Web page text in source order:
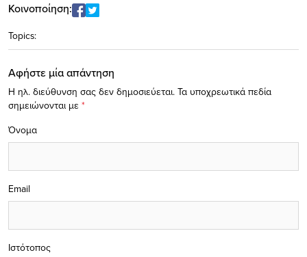
Κοινοποίηση:
Topics:
Αφήστε μία απάντηση
Η ηλ. διεύθυνση σας δεν δημοσιεύεται. Τα υποχρεωτικά πεδία
σημειώνονται με *
Όνομα
Email
Ιστότοπος